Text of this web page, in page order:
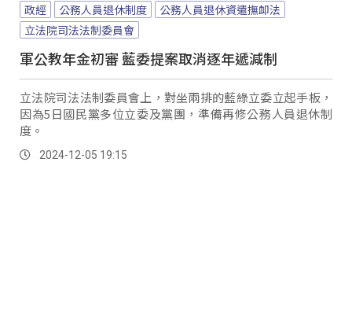
政經 公務人員退休制度
公務人員退休資遣撫卹法
立法院司法法制委員會
軍公教年金初審 藍委提案取消逐年遞減制
立法院司法法制委員會上，對坐兩排的藍綠立委立起手板，
因為5日國民黨多位立委及黨團，準備再修公務人員退休制
度。
2024-12-05 19:15